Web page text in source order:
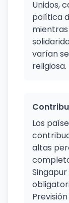
Unidos,
política
varían
religiosa.
Los
altas